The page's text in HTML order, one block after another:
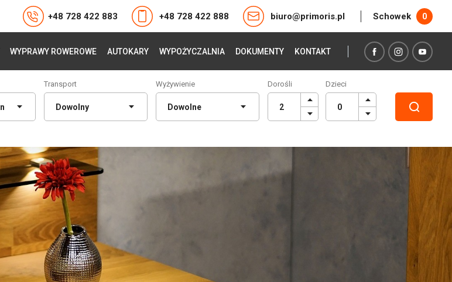
+48 728 422 883 +48 728 422 888 biuro@primoris.pl Schowek 0
WYPRAWY ROWEROWE AUTOKARY WYPOŻYCZALNIA DOKUMENTY KONTAKT
Transport Wyżywienie Dorośli Dzieci